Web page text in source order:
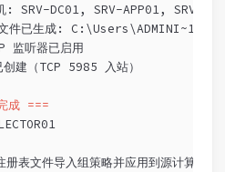
: SRV-DC01, SRV-APP01, SRV-
件已生成:
监听器已启用
建（TCP 5985 入站）
成 ===
表文件导入组策略并应用到源计算机